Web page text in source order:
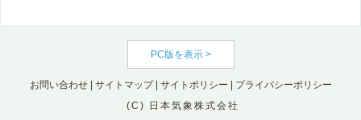
PC版を表示 >
お問い合わせ| サイトマップ| サイトポリシー
プライバシーポリシー
(C) 日本気象株式会社